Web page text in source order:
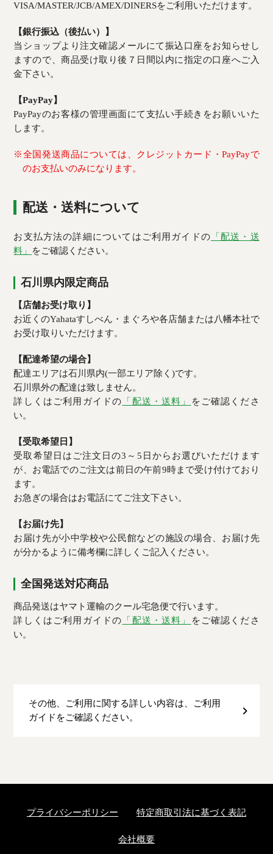
VISA/MASTER/JCB/AMEX/DINERSをご利用いただけます。
【銀行振込（後払い）】
当ショップより注文確認メールにて振込口座をお知らせし
ますので、商品受け取り後７日間以内に指定の口座へご入
金下さい。
【PayPay】
PayPayのお客様の管理画面にて支払い手続きをお願いいた
します。
※全国発送商品については、クレジットカード・PayPayで
のお支払いのみになります。
配送・送料について
お支払方法の詳細についてはご利用ガイドの 「配送・送
料」 をご確認ください。
石川県内限定商品
【店舗お受け取り】
お近くのYahataすしべん・まぐろや各店舗または八幡本社で
お受け取りいただけます。
【配達希望の場合】
配達エリアは石川県内(一部エリア除く)です。
石川県外の配達は致しません。
詳しくはご利用ガイドの 「配送・送料」
をご確認くださ
い。
【受取希望日】
受取希望日はご注文日の3～5日からお選びいただけます
が、お電話でのご注文は前日の午前9時まで受け付けており
ます。
お急ぎの場合はお電話にてご注文下さい。
【お届け先】
お届け先が小中学校や公民館などの施設の場合、お届け先
が分かるように備考欄に詳しくご記入ください。
全国発送対応商品
商品発送はヤマト運輸のクール宅急便で行います。
詳しくはご利用ガイドの 「配送・送料」
をご確認くださ
い。
その他、ご利用に関する詳しい内容は、ご利用
ガイドをご確認ください。
プライバシーポリシー 特定商取引法に基づく表記
会社概要